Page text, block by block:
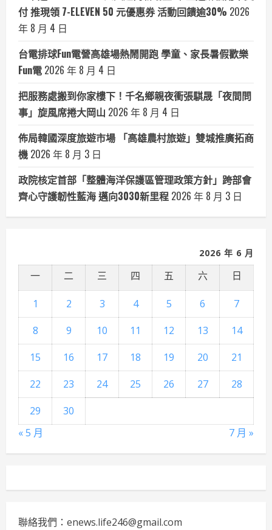
付 推現領 7-ELEVEN 50 元優惠券 活動回饋逾30% 2026
年 8 月 4 日
台電排球Fun電營高雄場熱鬧開跑 學童、家長暑假歡樂
Fun電 2026 年 8 月 4 日
把服務處搬到你家樓下！千名鄉親夜衝張騏晟「夜間問
事」旋風席捲大岡山 2026 年 8 月 4 日
佈局韓國深度旅遊市場 「高雄農村旅遊」雙城推廣拓商
機 2026 年 8 月 3 日
政院核定首部「整體海洋保護區管理政策方針」跨部會
齊心守護韌性藍海 邁向3030新里程 2026 年 8 月 3 日
2026 年 6 月
一 二 三 四 五 六 日
1 2 3 4 5 6
7
8
9 10 11 12 13
14
15
16 17 18 19 20
21
22
23 24 25 26 27
28
29
30
« 5 月
7 月 »
聯絡我們：enews.life246@gmail.com